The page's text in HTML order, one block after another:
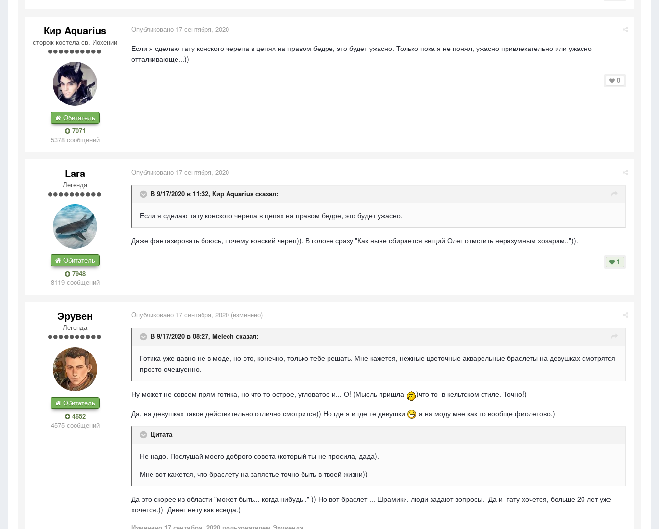
Кир Aquarius
сторож костела св. Иохении
Обитатель
7071
5378 сообщений
Опубликовано 17 сентября, 2020
Если я сделаю тату конского черепа в цепях на правом бедре, это будет ужасно. Только пока я не понял, ужасно привлекательно или ужасно
отталкивающе...))
0
Lara
Легенда
Обитатель
7948
8119 сообщений
Опубликовано 17 сентября, 2020
В 9/17/2020 в 11:32, Кир Aquarius сказал:
Если я сделаю тату конского черепа в цепях на правом бедре, это будет ужасно.
Даже фантазировать боюсь, почему конский череп)). В голове сразу "Как ныне сбирается вещий Олег отмстить неразумным хозарам..")).
1
Эрувен
Легенда
Обитатель
4652
4575 сообщений
Опубликовано 17 сентября, 2020 (изменено)
В 9/17/2020 в 08:27, Melech сказал:
Готика уже давно не в моде, но это, конечно, только тебе решать. Мне кажется, нежные цветочные акварельные браслеты на девушках смотрятся
просто очешуенно.
Ну может не совсем прям готика, но что то острое, угловатое и... О! (Мысль пришла
)что то в кельтском стиле. Точно!)
Да, на девушках такое действительно отлично смотрится)) Но где я и где те девушки.
а на моду мне как то вообще фиолетово.)
Цитата
Не надо. Послушай моего доброго совета (который ты не просила, дада).
Мне вот кажется, что браслету на запястье точно быть в твоей жизни))
Да это скорее из области "может быть... когда нибудь.." )) Но вот браслет ... Шрамики. люди задают вопросы. Да и тату хочется, больше 20 лет уже
хочется.)) Денег нету как всегда.(